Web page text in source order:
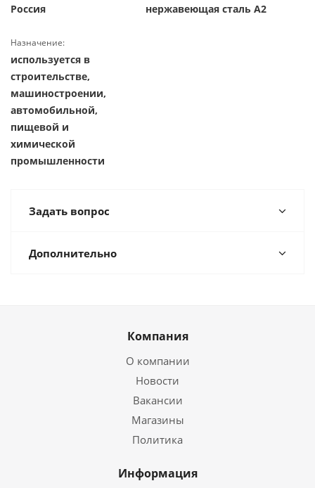
Россия нержавеющая сталь А2
Назначение:
используется в
строительстве,
машиностроении,
автомобильной,
пищевой и
химической
промышленности
Задать вопрос
Дополнительно
Компания
О компании
Новости
Вакансии
Магазины
Политика
Информация